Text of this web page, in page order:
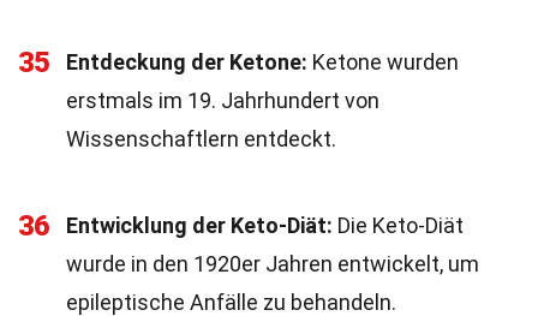
35 Entdeckung der Ketone: Ketone wurden
erstmals im 19. Jahrhundert von
Wissenschaftlern entdeckt.
36 Entwicklung der Keto-Diät: Die Keto-Diät
wurde in den 1920er Jahren entwickelt, um
epileptische Anfälle zu behandeln.